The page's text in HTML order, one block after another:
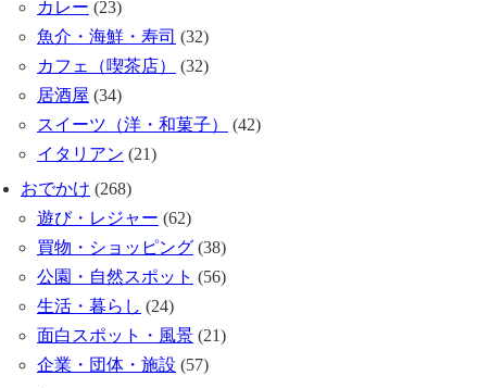
カレー (23)
魚介・海鮮・寿司 (32)
カフェ（喫茶店）
(32)
居酒屋 (34)
スイーツ（洋・和菓子）
(42)
イタリアン (21)
おでかけ (268)
遊び・レジャー (62)
買物・ショッピング (38)
公園・自然スポット (56)
生活・暮らし (24)
面白スポット・風景 (21)
企業・団体・施設 (57)